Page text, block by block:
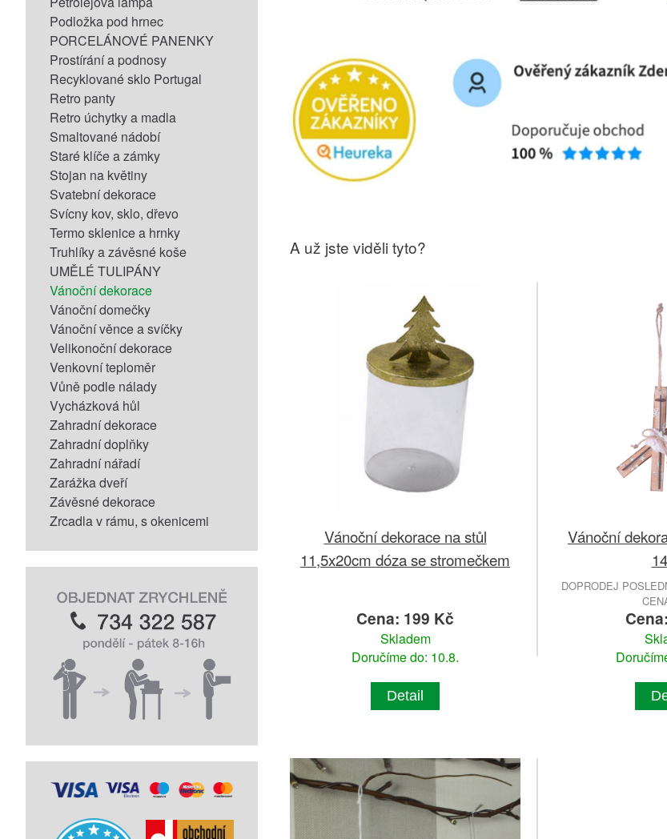
Podložka pod hrnec
PORCELÁNOVÉ PANENKY
Prostírání a podnosy
Recyklované sklo Portugal
Retro panty
Retro úchytky a madla
Smaltované nádobí
Staré klíče a zámky
Stojan na květiny
Svatební dekorace
Svícny kov, sklo, dřevo
Termo sklenice a hrnky
Truhlíky a závěsné koše
UMĚLÉ TULIPÁNY
Vánoční dekorace
Vánoční domečky
Vánoční věnce a svíčky
Velikonoční dekorace
Venkovní teploměr
Vůně podle nálady
Vycházková hůl
Zahradní dekorace
Zahradní doplňky
Zahradní nářadí
Zarážka dveří
Závěsné dekorace
Zrcadla v rámu, s okenicemi
A už jste viděli tyto?
Vánoční dekorace na stůl
11,5x20cm dóza se stromečkem
Cena: 199 Kč
Skladem
Doručíme do: 10.8.
Detail
Vánoční
DOPRODEJ